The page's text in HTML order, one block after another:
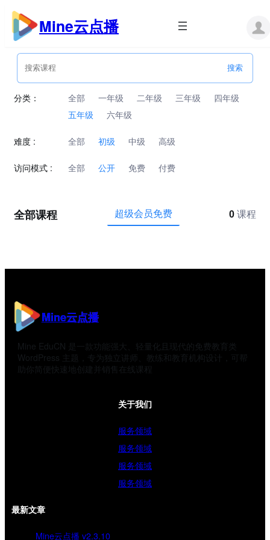
跳
内
Mine云点播
分类： 全部 一年级 二年级 三年级
四年级
五年级
六年级
难度 : 全部 初级 中级 高级
访问模式 : 全部 公开 免费 付费
全部课程 超级会员免费 0 课程
Mine云点播
Mine EduCN 是一款功能强大、轻量化且现代的免费教育类
WordPress 主题，专为独立讲师、教练和教育机构设计，可帮
助你简便快速地创建并销售在线课程
关于我们
服务领域
服务领域
服务领域
服务领域
最新文章
Mine云点播 v2.3.10